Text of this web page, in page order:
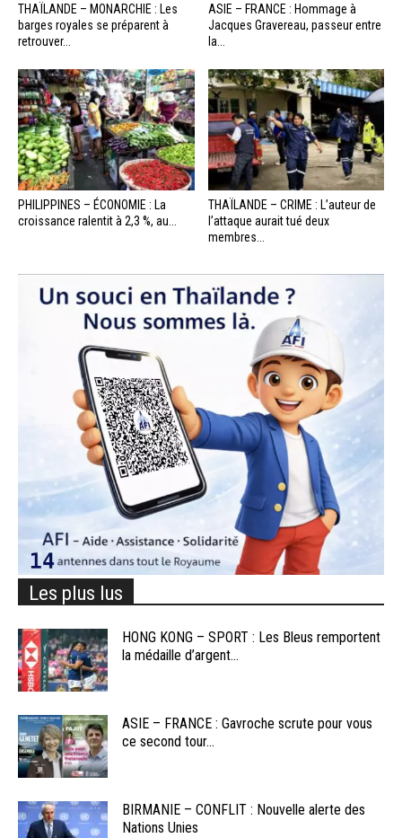
THAÏLANDE – MONARCHIE : Les
barges royales se préparent à
retrouver...
ASIE – FRANCE : Hommage à
Jacques Gravereau, passeur entre
la...
PHILIPPINES – ÉCONOMIE : La
croissance ralentit à 2,3 %, au...
THAÏLANDE – CRIME : L’auteur de
l’attaque aurait tué deux
membres...
Les plus lus
HONG KONG – SPORT : Les Bleus remportent
la médaille d’argent...
ASIE – FRANCE : Gavroche scrute pour vous
ce second tour...
BIRMANIE – CONFLIT : Nouvelle alerte des
Nations Unies